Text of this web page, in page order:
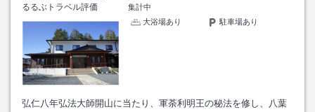
るるぶトラベル評価
集計中
大浴場あり
駐車場あり
弘仁八年弘法大師開山に当たり、軍荼利明王の秘法を修し、八葉